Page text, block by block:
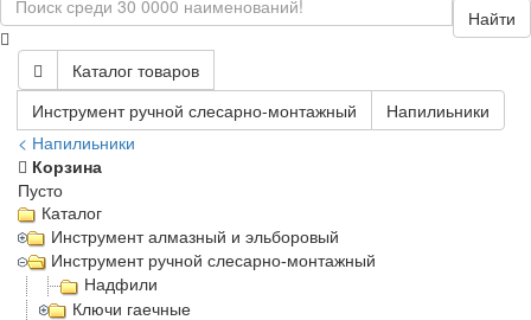
Найти
Каталог товаров
Инструмент ручной слесарно-монтажный
Напилиьники
< Напилиьники
Корзина
Пусто
Каталог
Инструмент алмазный и эльборовый
Инструмент ручной слесарно-монтажный
Надфили
Ключи гаечные